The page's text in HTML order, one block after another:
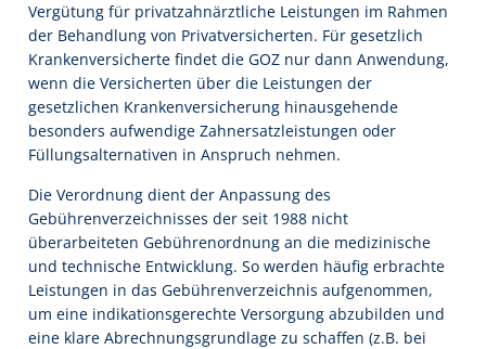
Vergütung für privatzahnärztliche Leistungen im Rahmen
der Behandlung von Privatversicherten. Für gesetzlich
Krankenversicherte findet die GOZ nur dann Anwendung,
wenn die Versicherten über die Leistungen der
gesetzlichen Krankenversicherung hinausgehende
besonders aufwendige Zahnersatzleistungen oder
Füllungsalternativen in Anspruch nehmen.
Die Verordnung dient der Anpassung des
Gebührenverzeichnisses der seit 1988 nicht
überarbeiteten Gebührenordnung an die medizinische
und technische Entwicklung. So werden häufig erbrachte
Leistungen in das Gebührenverzeichnis aufgenommen,
um eine indikationsgerechte Versorgung abzubilden und
eine klare Abrechnungsgrundlage zu schaffen (z.B. bei